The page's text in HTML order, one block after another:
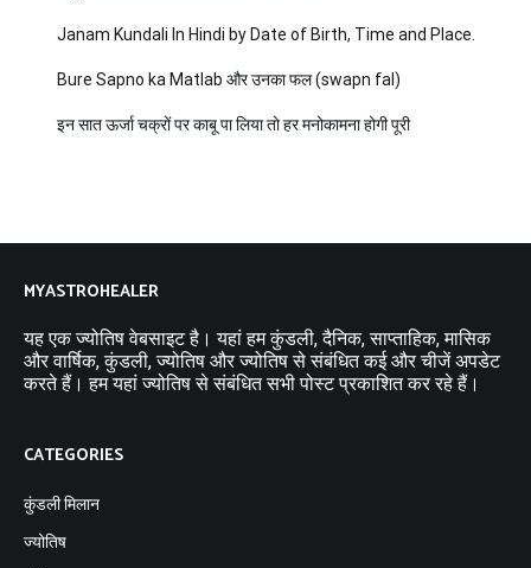
Janam Kundali In Hindi by Date of Birth, Time and Place.
Bure Sapno ka Matlab और उनका फल (swapn fal)
इन सात ऊर्जा चक्रों पर काबू पा लिया तो हर मनोकामना होगी पूरी
MYASTROHEALER
यह एक ज्योतिष वेबसाइट है। यहां हम कुंडली, दैनिक, साप्ताहिक, मासिक
और वार्षिक, कुंडली, ज्योतिष और ज्योतिष से संबंधित कई और चीजें अपडेट
करते हैं। हम यहां ज्योतिष से संबंधित सभी पोस्ट प्रकाशित कर रहे हैं।
CATEGORIES
कुंडली मिलान
ज्योतिष